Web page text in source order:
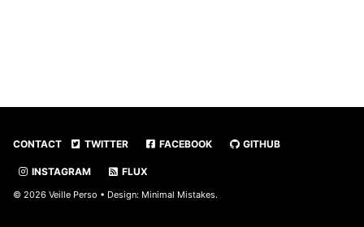
CONTACT TWITTER FACEBOOK GITHUB
INSTAGRAM FLUX
© 2026 Veille Perso • Design: Minimal Mistakes.